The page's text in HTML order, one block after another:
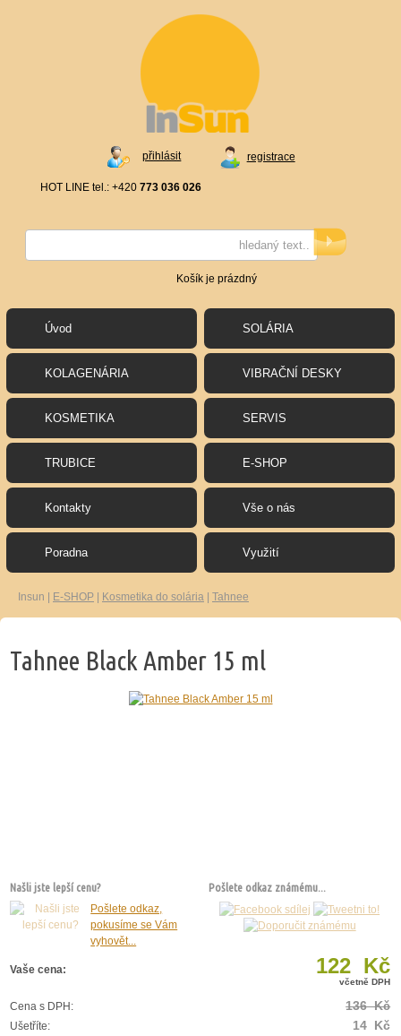
registrace
přihlásit
HOT LINE tel.: +420 773 036 026
Košík je prázdný
Úvod SOLÁRIA
KOLAGENÁRIA VIBRAČNÍ DESKY
KOSMETIKA SERVIS
TRUBICE E-SHOP
Kontakty Vše o nás
Poradna Využití
Insun E-SHOP Kosmetika do solária Tahnee
Tahnee Black Amber 15 ml
Našli jste lepší cenu?
Pošlete odkaz,
pokusíme se Vám
vyhovět...
Pošlete odkaz známému...
Vaše cena: 122 Kč
včetně DPH
Cena s DPH: 136 Kč
Ušetříte: 14 Kč